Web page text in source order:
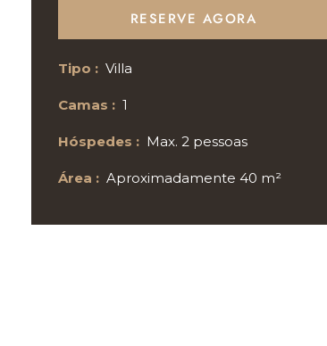
RESERVE AGORA
Tipo : Villa
Camas : 1
Hóspedes : Max. 2 pessoas
Área : Aproximadamente 40 m²